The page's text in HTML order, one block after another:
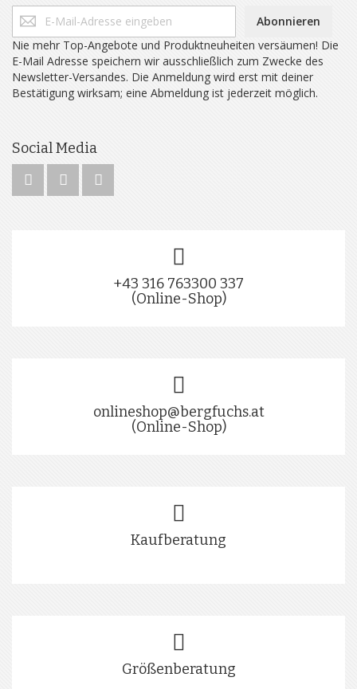
Abonnieren
Nie mehr Top-Angebote und Produktneuheiten versäumen! Die
E-Mail Adresse speichern wir ausschließlich zum Zwecke des
Newsletter-Versandes. Die Anmeldung wird erst mit deiner
Bestätigung wirksam; eine Abmeldung ist jederzeit möglich.
Social Media
+43 316 763300 337
(Online-Shop)
onlineshop@bergfuchs.at
(Online-Shop)
Kaufberatung
Größenberatung